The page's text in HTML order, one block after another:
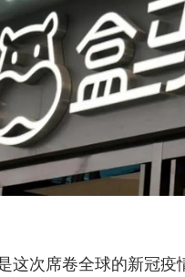
次席卷全球的新冠疫